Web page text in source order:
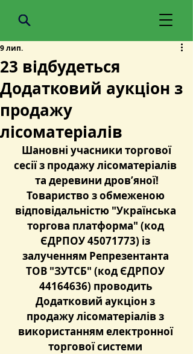
23 відбудеться
Додатковий аукціон з
продажу
лісоматеріалів
9 лип.
Шановні учасники торгової
сесії з продажу лісоматеріалів
та деревини дров’яної!
Товариство з обмеженою
відповідальністю "Українська
торгова платформа" (код
ЄДРПОУ 45071773) із
залученням Репрезентанта
ТОВ "ЗУТСБ" (код ЄДРПОУ
44164636) проводить
Додатковий аукціон з
продажу лісоматеріалів з
використанням електронної
торгової системи